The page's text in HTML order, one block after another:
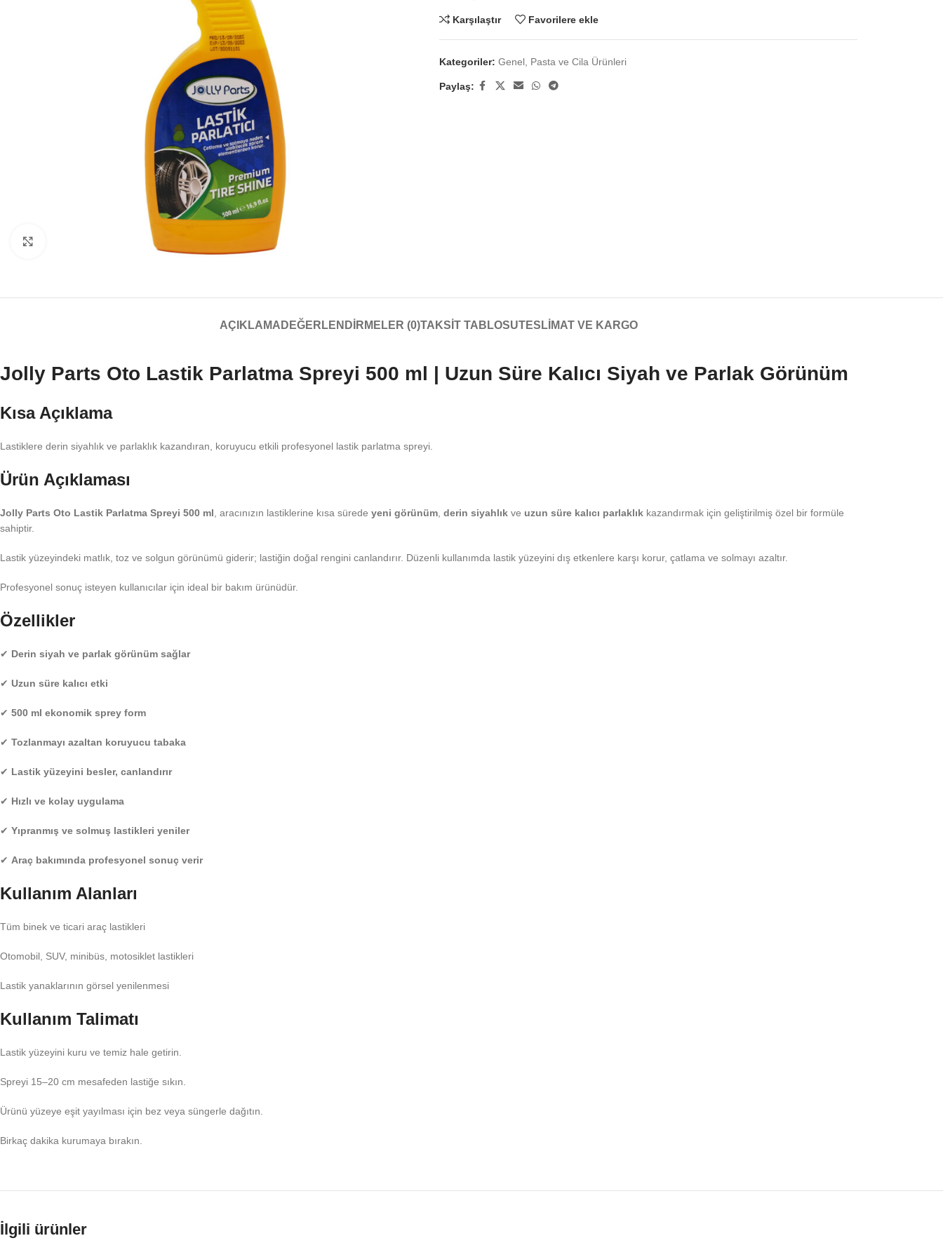
Karşılaştır Favorilere ekle
Kategoriler: Genel, Pasta ve Cila Ürünleri
Paylaş:
AÇIKLAMA DEĞERLENDIRMELER (0)TAKSIT TABLOSUTESLIMAT VE KARGO
Jolly Parts Oto Lastik Parlatma Spreyi 500 ml | Uzun Süre Kalıcı Siyah ve Parlak Görünüm
Kısa Açıklama
Lastiklere derin siyahlık ve parlaklık kazandıran, koruyucu etkili profesyonel lastik parlatma spreyi.
Ürün Açıklaması
Jolly Parts Oto Lastik Parlatma Spreyi 500 ml , aracınızın lastiklerine kısa sürede yeni görünüm derin siyahlık ve uzun süre kalıcı parlaklık kazandırmak için geliştirilmiş özel bir formüle
sahiptir.
Lastik yüzeyindeki matlık, toz ve solgun görünümü giderir; lastiğin doğal rengini canlandırır. Düzenli kullanımda lastik yüzeyini dış etkenlere karşı korur, çatlama ve solmayı azaltır.
Profesyonel sonuç isteyen kullanıcılar için ideal bir bakım ürünüdür.
Özellikler
✔ Derin siyah ve parlak görünüm sağlar
✔ Uzun süre kalıcı etki
✔ 500 ml ekonomik sprey form
✔ Tozlanmayı azaltan koruyucu tabaka
✔ Lastik yüzeyini besler, canlandırır
✔ Hızlı ve kolay uygulama
✔ Yıpranmış ve solmuş lastikleri yeniler
✔ Araç bakımında profesyonel sonuç verir
Kullanım Alanları
Tüm binek ve ticari araç lastikleri
Otomobil, SUV, minibüs, motosiklet lastikleri
Lastik yanaklarının görsel yenilenmesi
Kullanım Talimatı
Lastik yüzeyini kuru ve temiz hale getirin.
Spreyi 15–20 cm mesafeden lastiğe sıkın.
Ürünü yüzeye eşit yayılması için bez veya süngerle dağıtın.
Birkaç dakika kurumaya bırakın.
İlgili ürünler